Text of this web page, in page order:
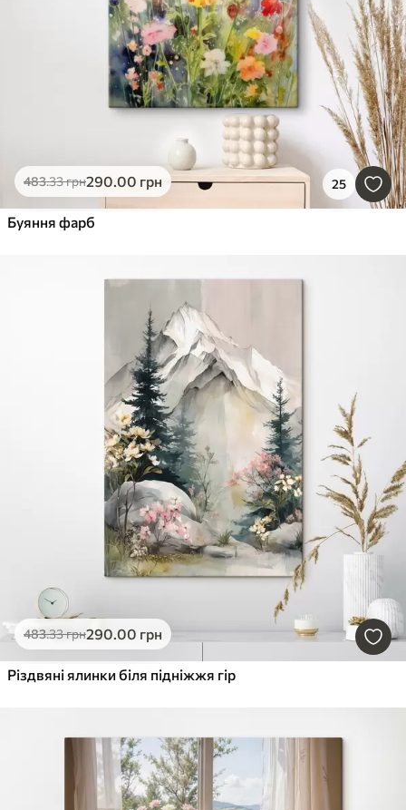
483.33грн290 .00 грн 25
Буяння фарб
483.33грн290 .00 грн
Різдвяні ялинки біля підніжжя гір